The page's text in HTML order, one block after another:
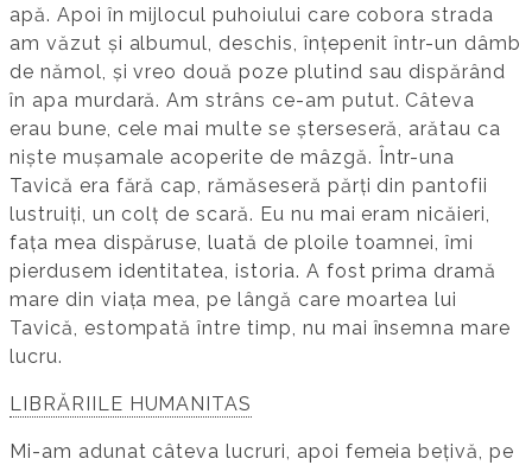
apă. Apoi în mijlocul puhoiului care cobora strada
am văzut și albumul, deschis, înțepenit într-un dâmb
de nămol, și vreo două poze plutind sau dispărând
în apa murdară. Am strâns ce-am putut. Câteva
erau bune, cele mai multe se șterseseră, arătau ca
niște mușamale acoperite de mâzgă. Într-una
Tavică era fără cap, rămăseseră părți din pantofii
lustruiți, un colț de scară. Eu nu mai eram nicăieri,
fața mea dispăruse, luată de ploile toamnei, îmi
pierdusem identitatea, istoria. A fost prima dramă
mare din viața mea, pe lângă care moartea lui
Tavică, estompată între timp, nu mai însemna mare
lucru.
LIBRĂRIILE HUMANITAS
Mi-am adunat câteva lucruri, apoi femeia bețivă, pe